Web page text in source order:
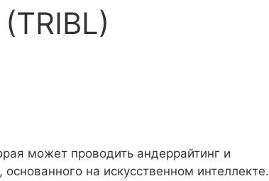
может проводить андеррайтинг и
на искусственном интеллекте.